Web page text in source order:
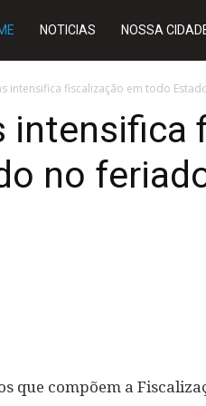
NOTICIAS NOSSA
intensifica fiscalização em todo
intensifica
no
que compõem a